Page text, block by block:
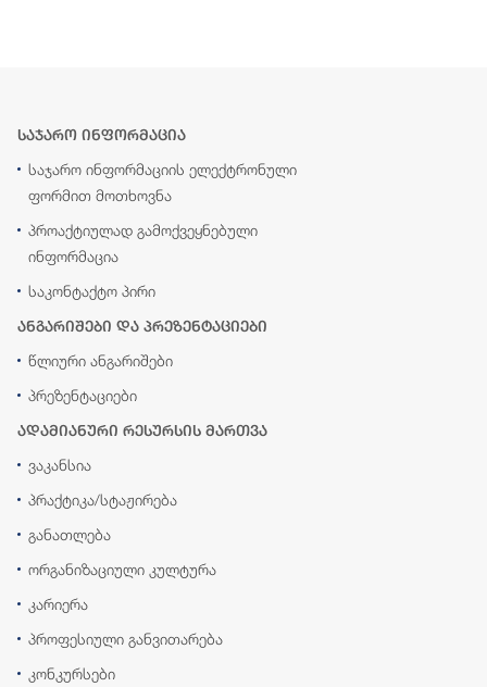
საჯარო ინფორმაცია
საჯარო ინფორმაციის ელექტრონული
ფორმით მოთხოვნა
პროაქტიულად გამოქვეყნებული
ინფორმაცია
საკონტაქტო პირი
ანგარიშები და პრეზენტაციები
წლიური ანგარიშები
პრეზენტაციები
ადამიანური რესურსის მართვა
ვაკანსია
პრაქტიკა/სტაჟირება
განათლება
ორგანიზაციული კულტურა
კარიერა
პროფესიული განვითარება
კონკურსები